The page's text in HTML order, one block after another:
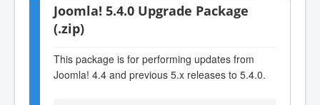
Joomla! 5.4.0 Upgrade Package
(.zip)
This package is for performing updates from
Joomla! 4.4 and previous 5.x releases to 5.4.0.